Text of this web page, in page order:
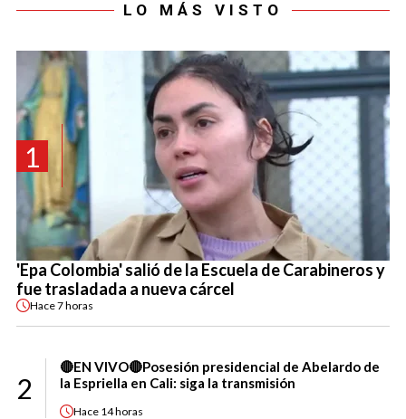
LO MÁS VISTO
1
'Epa Colombia' salió de la Escuela de Carabineros y
fue trasladada a nueva cárcel
Hace7 horas
2
🔴EN VIVO🔴Posesión presidencial de Abelardo de
la Espriella en Cali: siga la transmisión
Hace 14 horas